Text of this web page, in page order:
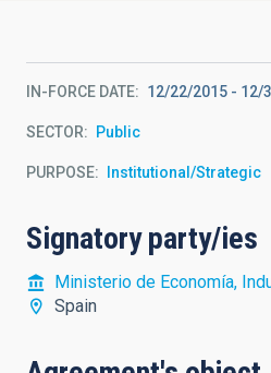
IN-FORCE DATE 12/22/2015 - 12/
SECTOR Public
PURPOSE Institutional/Strategic
Signatory party/ies
Ministerio de Economía,
Spain